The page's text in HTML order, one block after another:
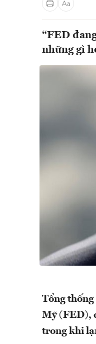
“FED
những gì
Tổng
Mỹ (FED),
trong khi